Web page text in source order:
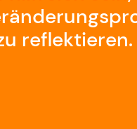
reflektieren.